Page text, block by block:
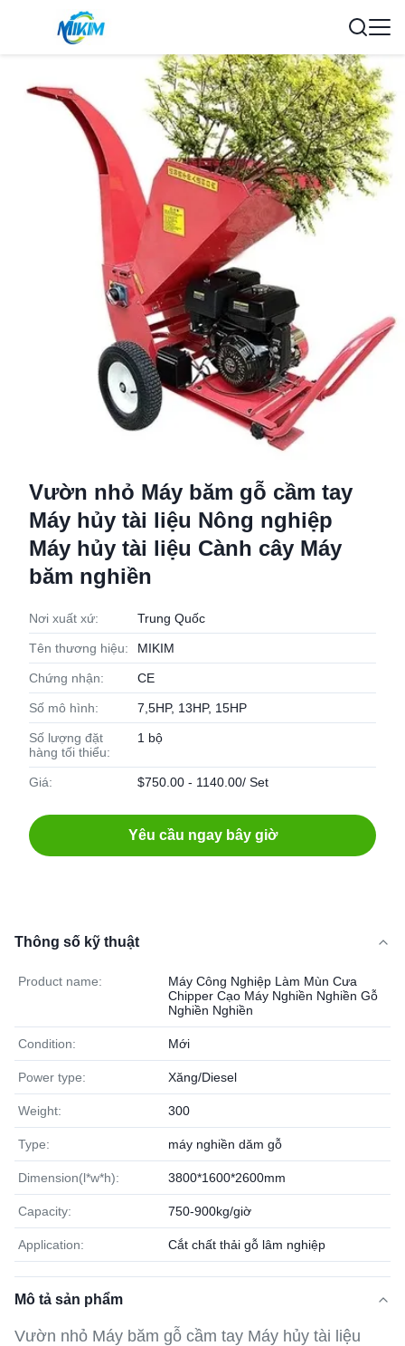
Vườn nhỏ Máy băm gỗ cầm tay
Máy hủy tài liệu Nông nghiệp
Máy hủy tài liệu Cành cây Máy
băm nghiền
Nơi xuất xứ: Trung Quốc
Tên thương hiệu: MIKIM
Chứng nhận: CE
Số mô hình: 7,5HP, 13HP, 15HP
Số lượng đặt
hàng tối thiểu:
1 bộ
Giá: $750.00 - 1140.00/ Set
Yêu cầu ngay bây giờ
Thông số kỹ thuật
Product name:
Máy Công Nghiệp Làm Mùn Cưa
Chipper Cạo Máy Nghiền Nghiền Gỗ
Nghiền Nghiền
Condition: Mới
Power type: Xăng/Diesel
Weight: 300
Type: máy nghiền dăm gỗ
Dimension(l*w*h): 3800*1600*2600mm
Capacity: 750-900kg/giờ
Application: Cắt chất thải gỗ lâm nghiệp
Mô tả sản phẩm
Vườn nhỏ Máy băm gỗ cầm tay Máy hủy tài liệu